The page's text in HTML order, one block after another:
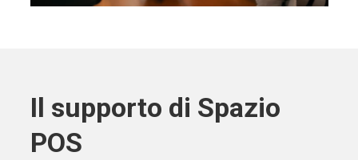
Il supporto di Spazio
POS